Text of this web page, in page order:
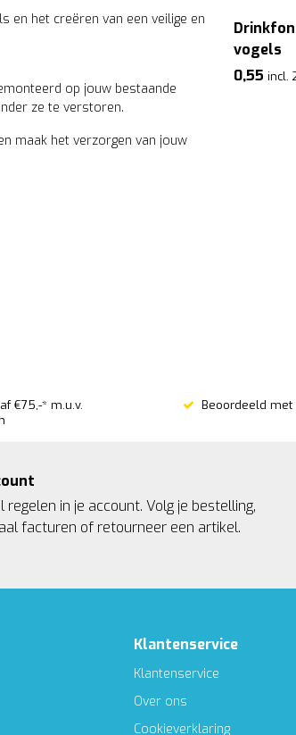
en het creëren van een veilige en
op jouw bestaande
ze te verstoren.
maak het verzorgen van jouw
/ keizersnest
vogels
0,55 incl.
€75,-* m.u.v.
Beoordeeld
regelen in je account. Volg je bestelling,
facturen of retourneer een artikel.
Klantenservice
Klantenservice
Over ons
Cookieverklaring